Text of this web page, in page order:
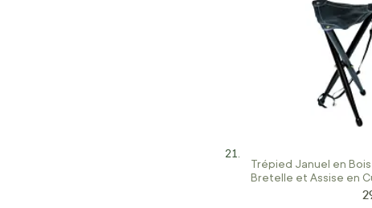
Trépied Januel en
Bretelle et Assise en